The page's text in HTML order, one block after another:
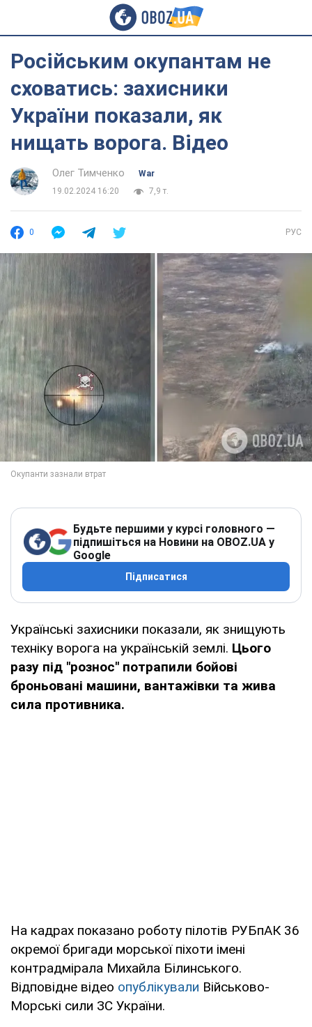
Російським окупантам не
сховатись: захисники
України показали, як
нищать ворога. Відео
Олег Тимченко
War
19.02.2024 16:20
7,9 т.
0 РУС
Будьте першими у курсі головного —
підпишіться на Новини на OBOZ.UA у
Google
Підписатися
Українські захисники показали, як знищують
техніку ворога на українській землі. Цього
разу під "рознос" потрапили бойові
броньовані машини, вантажівки та жива
сила противника.
На кадрах показано роботу пілотів РУБпАК 36
окремої бригади морської піхоти імені
контрадмірала Михайла Білинського.
Відповідне відео опублікували Військово-
Морські сили ЗС України.